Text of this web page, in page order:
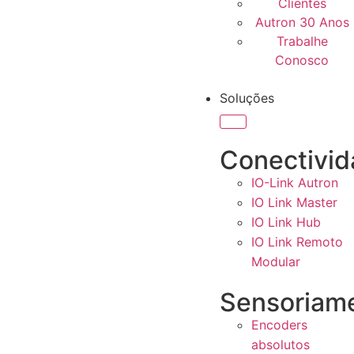
Clientes
Autron 30 Anos
Trabalhe
Conosco
Soluções
IO-Link Autron
IO Link Master
IO Link Hub
IO Link Remoto
Modular
Encoders
absolutos